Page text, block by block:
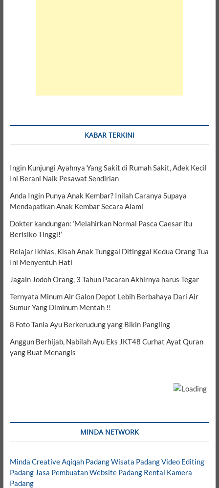
KABAR TERKINI
Ingin Kunjungi Ayahnya Yang Sakit di Rumah Sakit, Adek Kecil
Ini Berani Naik Pesawat Sendirian
Anda Ingin Punya Anak Kembar? Inilah Caranya Supaya
Mendapatkan Anak Kembar Secara Alami
Dokter kandungan: ‘Melahirkan Normal Pasca Caesar itu
Berisiko Tinggi!’
Belajar Ikhlas, Kisah Anak Tunggal Ditinggal Kedua Orang Tua
Ini Menyentuh Hati
Jagain Jodoh Orang, 3 Tahun Pacaran Akhirnya harus Tegar
Ternyata Minum Air Galon Depot Lebih Berbahaya Dari Air
Sumur Yang Diminum Mentah !!
8 Foto Tania Ayu Berkerudung yang Bikin Pangling
Anggun Berhijab, Nabilah Ayu Eks JKT48 Curhat Ayat Quran
yang Buat Menangis
MINDA NETWORK
Minda CreativeAqiqah PadangWisata PadangVideo Editing
Padang Jasa Pembuatan Website Padang Rental Kamera
Padang